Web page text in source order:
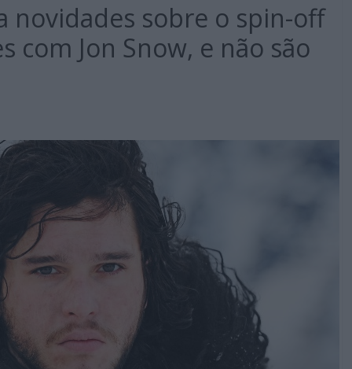
novidades sobre o spin-off
com Jon Snow, e não são